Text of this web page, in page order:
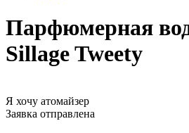
Парфюмерная
Sillage Tweety
Я хочу атомайзер
Заявка отправлена